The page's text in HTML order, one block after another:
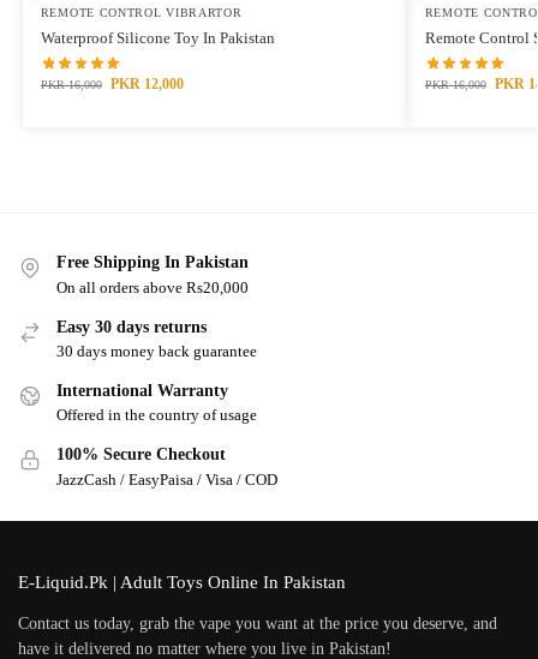
REMOTE CONTROL VIBRARTOR
Waterproof Silicone Toy In Pakistan
PKR16,000 PKR12,000
REMOTE
Remote Control
PKR16,000 PKR
Free Shipping In Pakistan
On all orders above Rs20,000
Easy 30 days returns
30 days money back guarantee
International Warranty
Offered in the country of usage
100% Secure Checkout
JazzCash / EasyPaisa / Visa / COD
E-Liquid.Pk | Adult Toys Online In Pakistan
Contact us today, grab the vape you want at the price you deserve, and
have it delivered no matter where you live in Pakistan!